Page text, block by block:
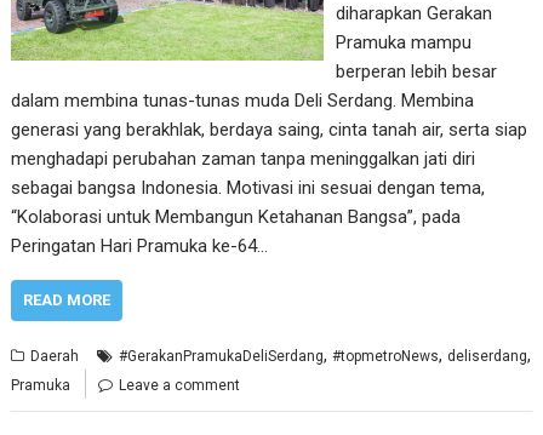
diharapkan Gerakan
Pramuka mampu
berperan lebih besar
dalam membina tunas-tunas muda Deli Serdang. Membina
generasi yang berakhlak, berdaya saing, cinta tanah air, serta siap
menghadapi perubahan zaman tanpa meninggalkan jati diri
sebagai bangsa Indonesia. Motivasi ini sesuai dengan tema,
“Kolaborasi untuk Membangun Ketahanan Bangsa”, pada
Peringatan Hari Pramuka ke-64…
READ MORE
Daerah #GerakanPramukaDeliSerdang,#topmetroNews, deliserdang,
Pramuka Leave a comment